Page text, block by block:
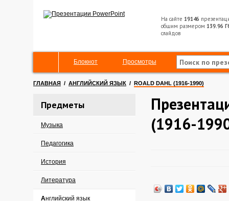
На сайте 19146
общим размером 139.96
слайдов
Блокнот Просмотры
ГЛАВНАЯ / АНГЛИЙСКИЙ ЯЗЫК / ROALD DAHL (1916-1990)
Предметы
Музыка
Педагогика
История
Литература
Английский язык
(1916-